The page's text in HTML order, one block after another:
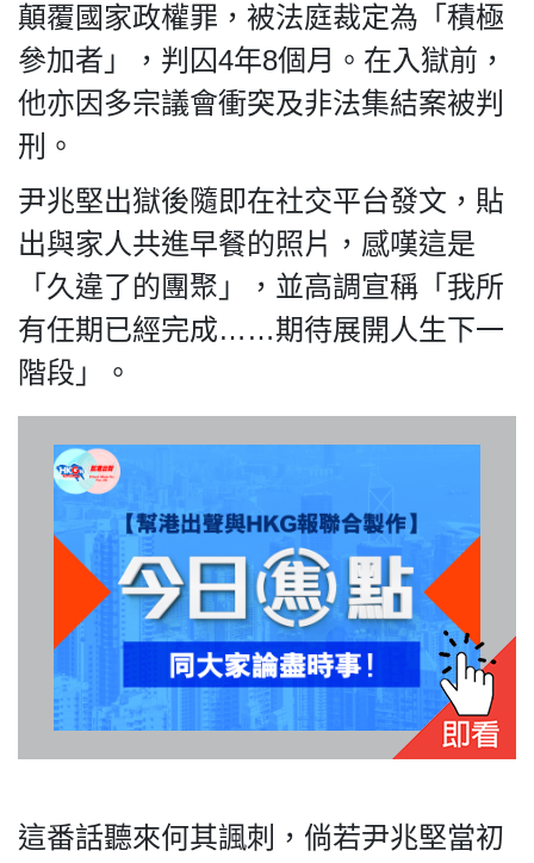
私
隱
策
及
免
責
聲
明
©
Majority
For
HK.
reserved.
顛覆國家政權罪，被法庭裁定為「積極
參加者」，判囚4年8個月。在入獄前，
他亦因多宗議會衝突及非法集結案被判
刑。
尹兆堅出獄後隨即在社交平台發文，貼
出與家人共進早餐的照片，感嘆這是
「久違了的團聚」，並高調宣稱「我所
有任期已經完成……期待展開人生下一
階段」。
這番話聽來何其諷刺，倘若尹兆堅當初